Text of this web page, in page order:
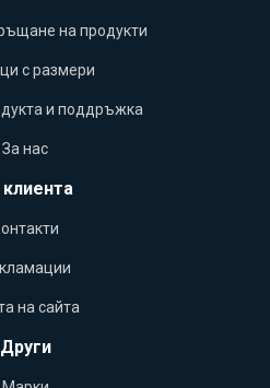
на продукти
с размери
и поддръжка
За нас
клиента
на сайта
Други